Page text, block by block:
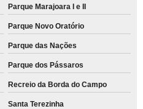
Parque Marajoara I e II
Parque Novo Oratório
Parque das Nações
Parque dos Pássaros
Recreio da Borda do Campo
Santa Terezinha